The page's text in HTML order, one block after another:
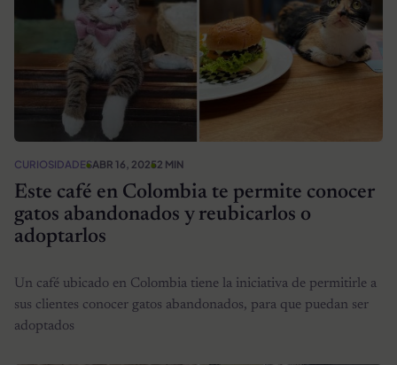
CURIOSIDADESABR 16, 20252 MIN
Este café en Colombia te permite conocer
gatos abandonados y reubicarlos o
adoptarlos
Un café ubicado en Colombia tiene la iniciativa de permitirle a
sus clientes conocer gatos abandonados, para que puedan ser
adoptados